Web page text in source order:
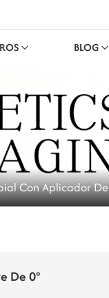
BLOG
Con Aplicador
De 0°